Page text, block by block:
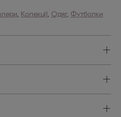
, Колекції, Одяг, Футболки
+
+
+